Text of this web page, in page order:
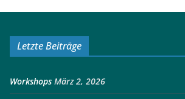
Letzte Beiträge
Workshops März 2, 2026